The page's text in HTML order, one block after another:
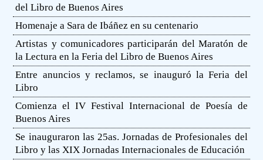
del Libro de Buenos Aires
Homenaje a Sara de Ibáñez en su centenario
Artistas y comunicadores participarán del Maratón de
la Lectura en la Feria del Libro de Buenos Aires
Entre anuncios y reclamos, se inauguró la Feria del
Libro
Comienza el IV Festival Internacional de Poesía de
Buenos Aires
Se inauguraron las 25as. Jornadas de Profesionales del
Libro y las XIX Jornadas Internacionales de Educación